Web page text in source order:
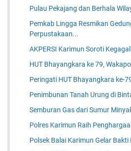
Pulau Pekajang dan Berhala
Pemkab Lingga Resmikan
Perpustakaan...
AKPERSI Karimun Soroti
HUT Bhayangkara ke 79,
Peringati HUT Bhayangkara ke-
Penimbunan Tanah Urung di
Semburan Gas dari Sumur
Polres Karimun Raih
Polsek Balai Karimun Gelar Bakti